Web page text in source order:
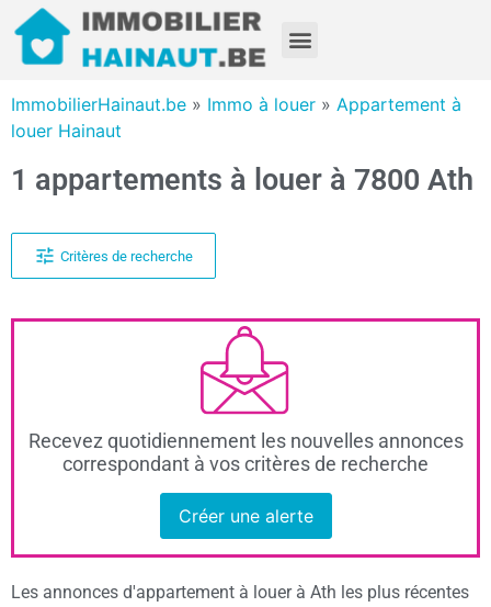
ImmobilierHainaut.be » Immo à louer » Appartement à
louer Hainaut
1 appartements à louer à 7800 Ath
Critères de recherche
Recevez quotidiennement les nouvelles annonces
correspondant à vos critères de recherche
Créer une alerte
Les annonces d'appartement à louer à Ath les plus récentes